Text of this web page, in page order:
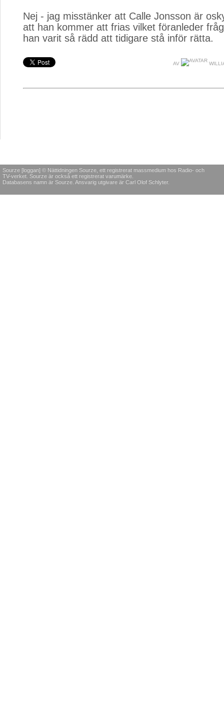
Nej - jag misstänker att Calle Jonsson är
att han kommer att frias vilket föranleder
han varit så rädd att tidigare stå inför rätta.
AV
Sourze [loggan] © Nättidningen Sourze, ett registrerat massmedium hos Radio- och
TV-verket. Sourze är också ett registrerat varumärke.
Databasens namn är Sourze. Ansvarig utgivare är Carl Olof Schlyter.